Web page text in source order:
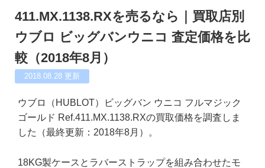
411.MX.1138.RXを売るなら｜買取店別
ウブロ ビッグバンウニコ 査定価格を比
較（2018年8月）
2018.08.28 更新
ウブロ（HUBLOT）ビッグバン ウニコ フルマジック
ゴールド Ref.411.MX.1138.RXの買取価格を調査しま
した（最終更新：2018年8月）。
18KG製ケースとラバーストラップを組み合わせたモ